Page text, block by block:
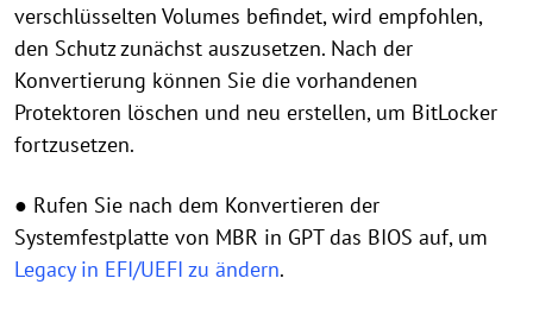
verschlüsselten Volumes befindet, wird empfohlen,
den Schutz zunächst auszusetzen. Nach der
Konvertierung können Sie die vorhandenen
Protektoren löschen und neu erstellen, um BitLocker
fortzusetzen.
● Rufen Sie nach dem Konvertieren der
Systemfestplatte von MBR in GPT das BIOS auf, um
Legacy in EFI/UEFI zu ändern.